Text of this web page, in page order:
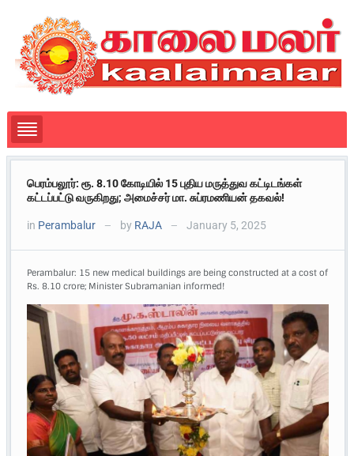
பெரம்பலூர்: ரூ. 8.10 கோடியில் 15 புதிய மருத்துவ கட்டிடங்கள்
கட்டப்பட்டு வருகிறது; அமைச்சர் மா. சுப்ரமணியன் தகவல்!
in Perambalur — by RAJA — January 5, 2025
Perambalur: 15 new medical buildings are being constructed at a cost of
Rs. 8.10 crore; Minister Subramanian informed!